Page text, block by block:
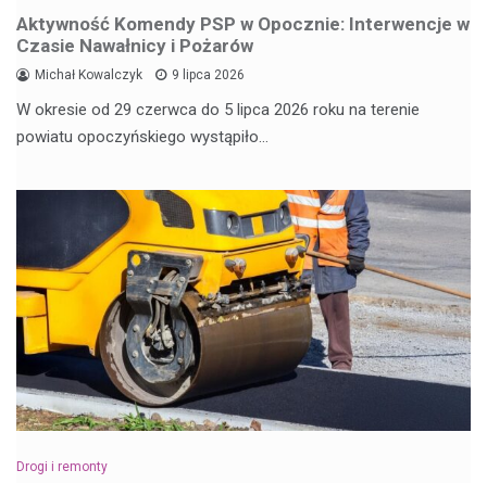
Aktywność Komendy PSP w Opocznie: Interwencje w
Czasie Nawałnicy i Pożarów
Michał Kowalczyk 9 lipca 2026
W okresie od 29 czerwca do 5 lipca 2026 roku na terenie
powiatu opoczyńskiego wystąpiło…
Drogi i remonty